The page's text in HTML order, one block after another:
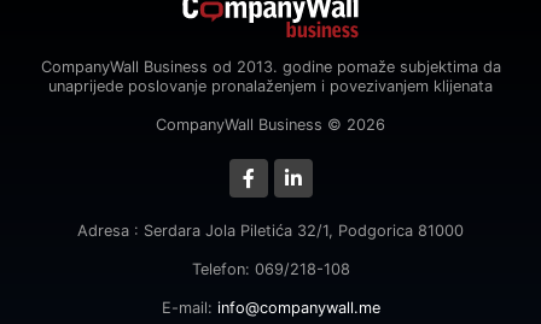
CompanyWall Business od 2013. godine pomaže subjektima da
unaprijede poslovanje pronalaženjem i povezivanjem klijenata
CompanyWall Business © 2026
Adresa : Serdara Jola Piletića 32/1, Podgorica 81000
Telefon: 069/218-108
E-mail: info@companywall.me